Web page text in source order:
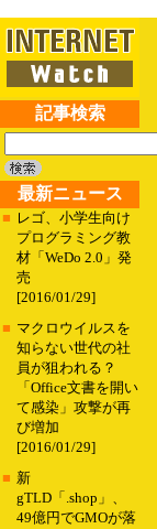
記事検索
最新ニュース
■ レゴ、小学生向け
プログラミング教
材「WeDo 2.0」発
売
[2016/01/29]
■ マクロウイルスを
知らない世代の社
員が狙われる？
「Office文書を開い
て感染」攻撃が再
び増加
[2016/01/29]
■ 新
gTLD「.shop」、
49億円でGMOが落